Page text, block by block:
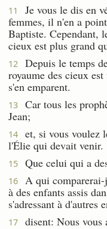
11
Je vous le dis en
femmes, il n'en a
Baptiste. Cependant,
cieux est plus grand
12
Depuis le temps
royaume des cieux
s'en emparent.
13
Car tous les
Jean;
14
et, si vous voulez
l'Élie qui devait venir.
15 Que celui qui a
16
A qui comparerai-
à des enfants assis
s'adressant à d'autres
17
disent: Nous vous